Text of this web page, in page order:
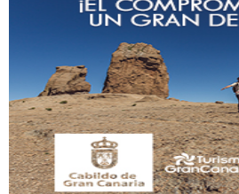
Gato manso encontrado
Este gato macho ha aparecido en la calle hace
manso y extremadamente cari...
Leales.org » Gran Canaria | 9.7.2025